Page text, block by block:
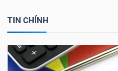
TIN CHÍNH
Sách
tài